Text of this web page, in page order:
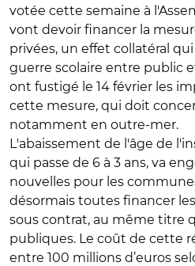
votée cette semaine à
vont devoir financer la
privées, un effet collatéral
guerre scolaire entre public
ont fustigé le 14 février les
cette mesure, qui doit
notamment en outre-mer.
L'abaissement de l'âge de
qui passe de 6 à 3 ans, va
nouvelles pour les
désormais toutes financer
sous contrat, au même titre
publiques. Le coût de cette
entre 100 millions d’euros